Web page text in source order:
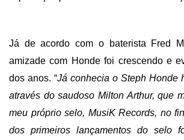
Já de acordo com o baterista Fred
amizade com Honde foi crescendo e
dos anos. “Já conhecia o Steph Honde
através do saudoso Milton Arthur, que
meu próprio selo, MusiK Records, no
dos primeiros lançamentos do selo